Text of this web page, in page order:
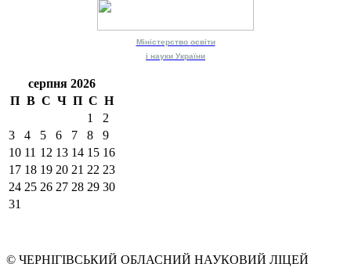
Міністерство освіти
і науки України
серпня 2026
П В С Ч П С Н
1
2
3
4 5 6 7 8
9
10 11 12 13 14 15 16
17 18 19 20 21 22 23
24 25 26 27 28 29 30
31
© ЧЕРНІГІВСЬКИЙ ОБЛАСНИЙ НАУКОВИЙ ЛІЦЕЙ